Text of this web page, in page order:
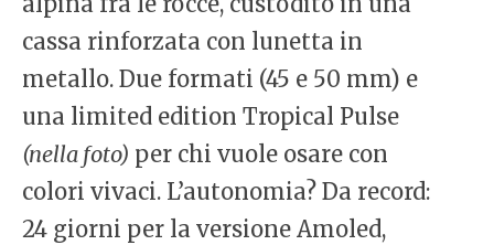
cassa rinforzata con lunetta in
metallo. Due formati (45 e 50 mm) e
una limited edition Tropical Pulse
(nella foto) per chi vuole osare con
colori vivaci. L’autonomia? Da record:
24 giorni per la versione Amoled,